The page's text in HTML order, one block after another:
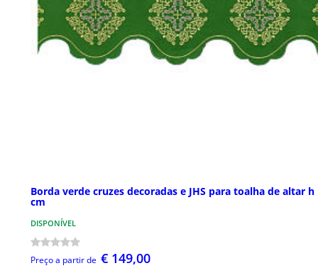
Borda verde cruzes decoradas e JHS para toalha de altar h
cm
DISPONÍVEL
Preço a partir de € 149,00